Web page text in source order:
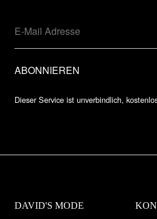
Dieser Service ist unverbindlich,
DAVID'S MODE